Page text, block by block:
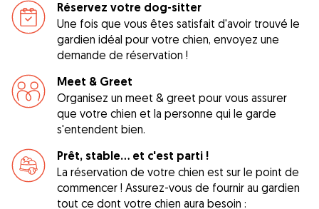
Réservez votre dog-sitter
Une fois que vous êtes satisfait d'avoir trouvé le
gardien idéal pour votre chien, envoyez une
demande de réservation !
Meet & Greet
Organisez un meet & greet pour vous assurer
que votre chien et la personne qui le garde
s'entendent bien.
Prêt, stable... et c'est parti !
La réservation de votre chien est sur le point de
commencer ! Assurez-vous de fournir au gardien
tout ce dont votre chien aura besoin :